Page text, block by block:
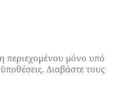
περιεχομένου μόνο υπό
Διαβάστε τους